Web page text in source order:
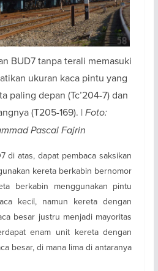
BUD7 tanpa terali memasuki
ukuran kaca pintu yang
paling depan (Tc’204-7) dan
(T205-169). | Foto:
Pascal Fajrin
di atas, dapat pembaca saksikan
kereta berkabin bernomor
berkabin menggunakan pintu
kecil, namun kereta dengan
besar justru menjadi mayoritas
enam unit kereta dengan
besar, di mana lima di antaranya